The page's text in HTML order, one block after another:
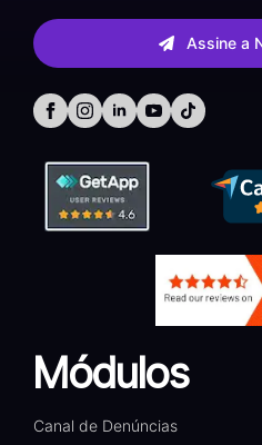
Assine a
Módulos
Canal de Denúncias